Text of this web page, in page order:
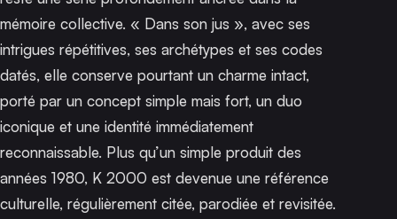
mémoire collective. « Dans son jus », avec ses
intrigues répétitives, ses archétypes et ses codes
datés, elle conserve pourtant un charme intact,
porté par un concept simple mais fort, un duo
iconique et une identité immédiatement
reconnaissable. Plus qu’un simple produit des
années 1980, K 2000 est devenue une référence
culturelle, régulièrement citée, parodiée et revisitée.